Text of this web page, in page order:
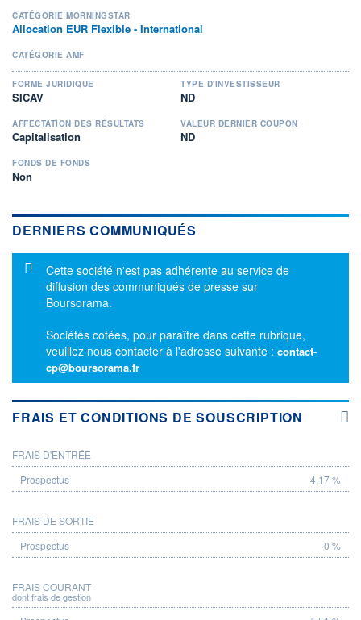
CATÉGORIE MORNINGSTAR
Allocation EUR Flexible - International
CATÉGORIE AMF
FORME JURIDIQUE
SICAV
TYPE D'INVESTISSEUR
ND
AFFECTATION DES RÉSULTATS
Capitalisation
VALEUR DERNIER COUPON
ND
FONDS DE FONDS
Non
DERNIERS COMMUNIQUÉS
Message d'information
Cette société n'est pas adhérente au service de
diffusion des communiqués de presse sur
Boursorama.
Sociétés cotées, pour paraître dans cette rubrique,
veuillez nous contacter à l'adresse suivante : contact-
cp@boursorama.fr
FRAIS ET CONDITIONS DE SOUSCRIPTION
PROSPECTUS
FRAIS D'ENTRÉE
4,17 %
FRAIS DE SORTIE
0 %
FRAIS COURANT
dont frais de gestion